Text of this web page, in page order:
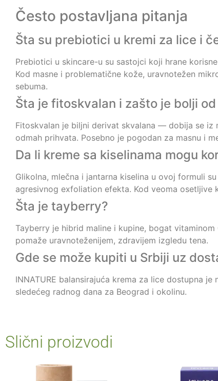
Često postavljana pitanja
Šta su prebiotici u kremi za lice i
Prebiotici u skincare-u su sastojci koji hrane
Kod masne i problematične kože, uravnotežen
sebuma.
Šta je fitoskvalan i zašto je bolji
Fitoskvalan je biljni derivat skvalana — dobija se iz
odmah prihvata. Posebno je pogodan za masnu i
Da li kreme sa kiselinama mogu
Glikolna, mlečna i jantarna kiselina u ovoj formuli
agresivnog exfoliation efekta. Kod veoma
Šta je tayberry?
Tayberry je hibrid maline i kupine, bogat
pomaže uravnoteženijem, zdravijem izgledu tena.
Gde se može kupiti u Srbiji uz
INNATURE balansirajuća krema za lice dostupna
sledećeg radnog dana za Beograd i okolinu.
Slični proizvodi